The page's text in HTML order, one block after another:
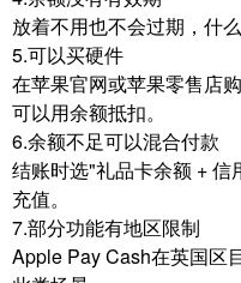
放着不用也不会过期，什么
5.可以买硬件
在苹果官网或苹果零售店
可以用余额抵扣。
6.余额不足可以混合付款
结账时选"礼品卡余额 +
充值。
7.部分功能有地区限制
Apple Pay Cash在英国区